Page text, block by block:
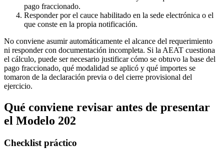
pago fraccionado.
Responder por el cauce habilitado en la sede electrónica o el
que conste en la propia notificación.
No conviene asumir automáticamente el alcance del requerimiento
ni responder con documentación incompleta. Si la AEAT cuestiona
el cálculo, puede ser necesario justificar cómo se obtuvo la base del
pago fraccionado, qué modalidad se aplicó y qué importes se
tomaron de la declaración previa o del cierre provisional del
ejercicio.
Qué conviene revisar antes de presentar
el Modelo 202
Checklist práctico